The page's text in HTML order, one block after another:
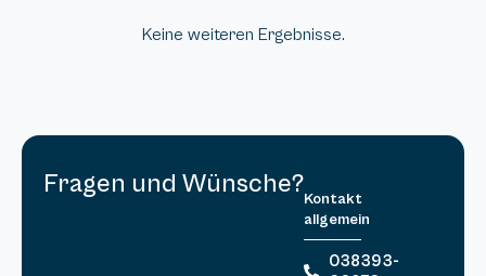
Keine weiteren Ergebnisse.
Fragen und Wünsche?Kontakt
allgemein
038393-